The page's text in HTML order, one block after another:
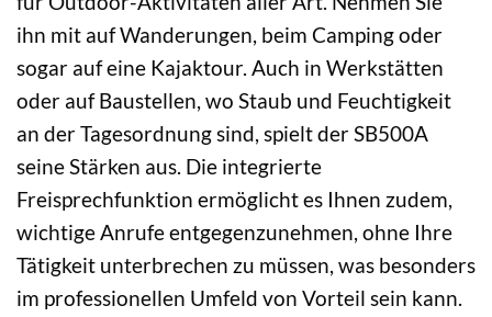
ihn mit auf Wanderungen, beim Camping oder
sogar auf eine Kajaktour. Auch in Werkstätten
oder auf Baustellen, wo Staub und Feuchtigkeit
an der Tagesordnung sind, spielt der SB500A
seine Stärken aus. Die integrierte
Freisprechfunktion ermöglicht es Ihnen zudem,
wichtige Anrufe entgegenzunehmen, ohne Ihre
Tätigkeit unterbrechen zu müssen, was besonders
im professionellen Umfeld von Vorteil sein kann.